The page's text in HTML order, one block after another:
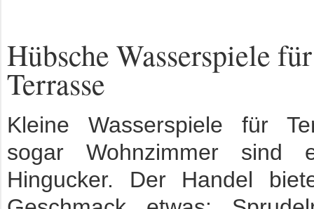
Hübsche Wasserspiele
Terrasse
Kleine Wasserspiele für
sogar Wohnzimmer sind
Hingucker. Der Handel